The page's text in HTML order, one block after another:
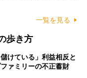
一覧を見る
歩き方
けている」利益相反と
ァミリーの不正蓄財